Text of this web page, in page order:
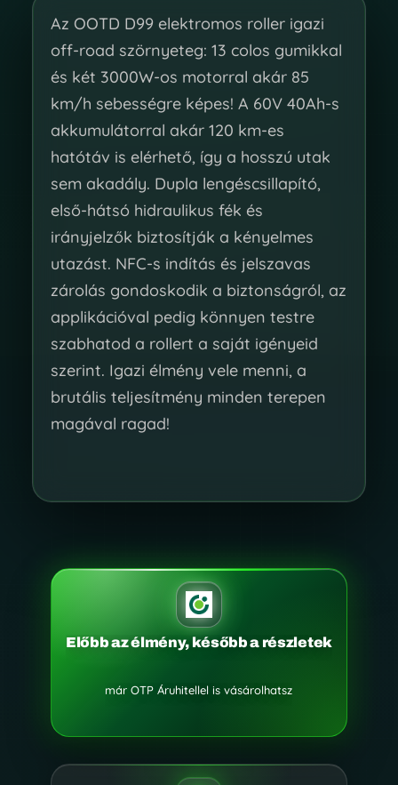
Az OOTD D99 elektromos roller igazi
off-road szörnyeteg: 13 colos gumikkal
és két 3000W-os motorral akár 85
km/h sebességre képes! A 60V 40Ah-s
akkumulátorral akár 120 km-es
hatótáv is elérhető, így a hosszú utak
sem akadály. Dupla lengéscsillapító,
első-hátsó hidraulikus fék és
irányjelzők biztosítják a kényelmes
utazást. NFC-s indítás és jelszavas
zárolás gondoskodik a biztonságról, az
applikációval pedig könnyen testre
szabhatod a rollert a saját igényeid
szerint. Igazi élmény vele menni, a
brutális teljesítmény minden terepen
magával ragad!
Előbb az élmény, később a részletek
már OTP Áruhitellel is vásárolhatsz